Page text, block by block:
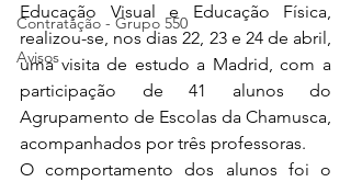
Contratação - Grupo 550
Avisos
Educação Visual e Educação Física,
realizou-se, nos dias 22, 23 e 24 de abril,
uma visita de estudo a Madrid, com a
participação de 41 alunos do
Agrupamento de Escolas da Chamusca,
acompanhados por três professoras.
O comportamento dos alunos foi o